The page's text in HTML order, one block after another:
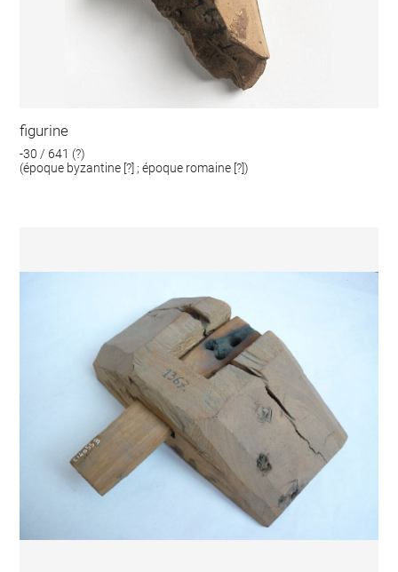
figurine
-30 / 641 (?)
(époque byzantine [?] ; époque romaine [?])